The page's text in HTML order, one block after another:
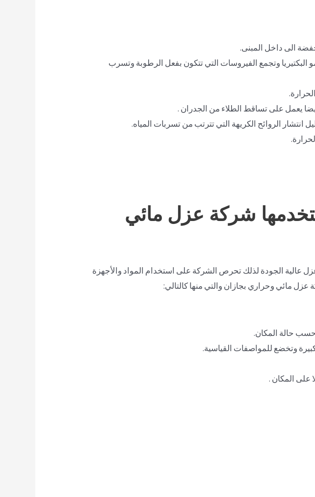
الى داخل المبنى.
وتجمع الفيروسات التي تتكون بفعل الرطوبة وتسرب
يعمل على تساقط الطلاء من الجدران .
الروائح الكريهة التي تترتب من تسربات المياه.
شركة عزل مائي
الجودة لذلك تحرص الشركة على استخدام المواد والأجهزة
مائي وحراري بجازان والتي منها كالتالي:
حسب حالة المكان.
وتخضع للمواصفات القياسية.
على المكان .